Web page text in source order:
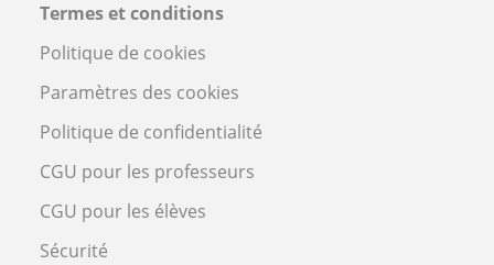
Termes et conditions
Politique de cookies
Paramètres des cookies
Politique de confidentialité
CGU pour les professeurs
CGU pour les élèves
Sécurité